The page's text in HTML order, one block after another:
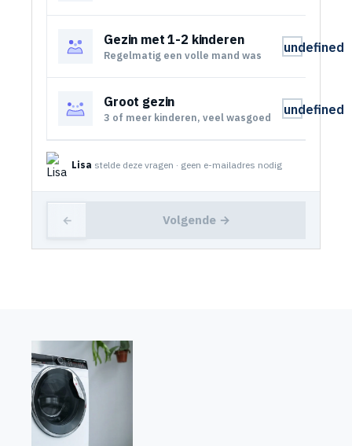
undefined
Gezin met 1-2 kinderen
Regelmatig een volle mand was
undefined
Groot gezin
3 of meer kinderen, veel wasgoed
Lisa stelde deze vragen · geen e-mailadres nodig
← Volgende →